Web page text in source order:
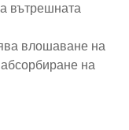
вътрешната
влошаване на
абсорбиране на